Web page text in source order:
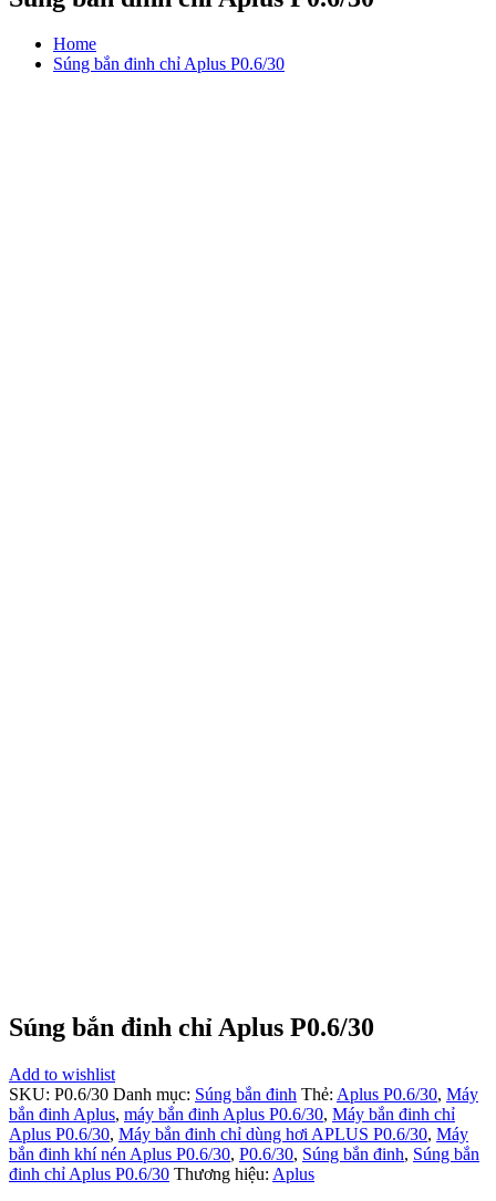
Home
Súng bắn đinh chỉ Aplus P0.6/30
Súng bắn đinh chỉ Aplus P0.6/30
Add to wishlist
SKU: P0.6/30 Danh mục: Súng bắn đinh Thẻ: Aplus P0.6/30, Máy
bắn đinh Aplus, máy bắn đinh Aplus P0.6/30, Máy bắn đinh chỉ
Aplus P0.6/30, Máy bắn đinh chỉ dùng hơi APLUS P0.6/30, Máy
bắn đinh khí nén Aplus P0.6/30, P0.6/30, Súng bắn đinh, Súng bắn
đinh chỉ Aplus P0.6/30 Thương hiệu: Aplus